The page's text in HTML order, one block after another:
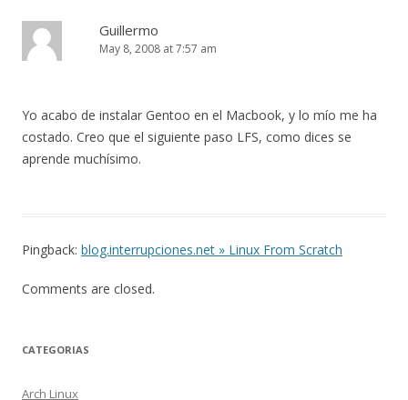
Guillermo
May 8, 2008 at 7:57 am
Yo acabo de instalar Gentoo en el Macbook, y lo mío me ha
costado. Creo que el siguiente paso LFS, como dices se
aprende muchísimo.
Pingback: blog.interrupciones.net » Linux From Scratch
Comments are closed.
CATEGORIAS
Arch Linux